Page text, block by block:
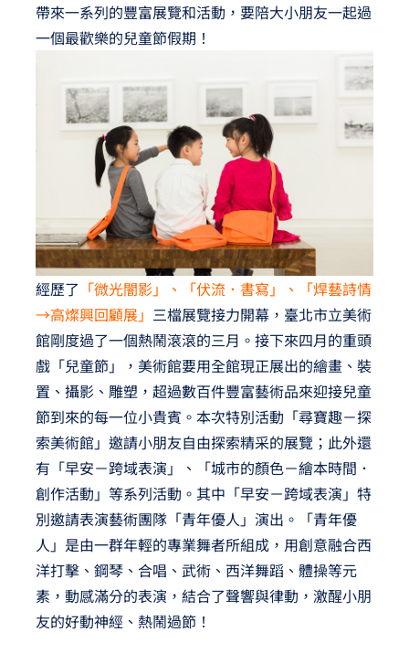
帶來一系列的豐富展覽和活動，要陪大小朋友一起過
一個最歡樂的兒童節假期！
經歷了 「微光闇影」、「伏流．書寫」、「焊藝詩情
→高燦興回顧展」 三檔展覽接力開幕，臺北市立美術
館剛度過了一個熱鬧滾滾的三月。接下來四月的重頭
戲「兒童節」，美術館要用全館現正展出的繪畫、裝
置、攝影、雕塑，超過數百件豐富藝術品來迎接兒童
節到來的每一位小貴賓。本次特別活動「尋寶趣－探
索美術館」邀請小朋友自由探索精采的展覽；此外還
有「早安－跨域表演」、「城市的顏色－繪本時間．
創作活動」等系列活動。其中「早安－跨域表演」特
別邀請表演藝術團隊「青年優人」演出。「青年優
人」是由一群年輕的專業舞者所組成，用創意融合西
洋打擊、鋼琴、合唱、武術、西洋舞蹈、體操等元
素，動感滿分的表演，結合了聲響與律動，激醒小朋
友的好動神經、熱鬧過節！